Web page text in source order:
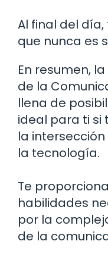
Al final del
que nunca es
En resumen,
de la
llena de
ideal para ti si
la
la tecnología.
Te
habilidades
por la
de la